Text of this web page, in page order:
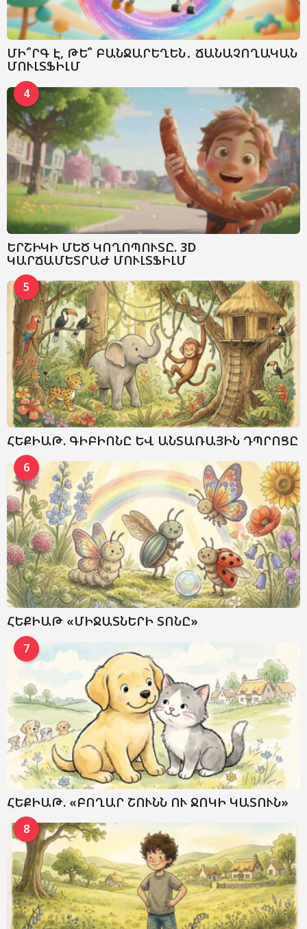
ՄԻ՞ՐԳ Է, ԹԵ՞ ԲԱՆՋԱՐԵՂԵՆ․ ՃԱՆԱՉՈՂԱԿԱՆ
ՄՈՒԼՏՖԻԼՄ
4
ԵՐՇԻԿԻ ՄԵԾ ԿՈՂՈՊՈՒՏԸ. 3D
ԿԱՐՃԱՄԵՏՐԱԺ ՄՈՒԼՏՖԻԼՄ
5
ՀԵՔԻԱԹ. ԳԻԲԻՈՆԸ ԵՎ ԱՆՏԱՌԱՅԻՆ ԴՊՐՈՑԸ
6
ՀԵՔԻԱԹ «ՄԻՋԱՏՆԵՐԻ ՏՈՆԸ»
7
ՀԵՔԻԱԹ. «ԲՈՂԱՐ ՇՈՒՆՆ ՈՒ ՋՈԿԻ ԿԱՏՈՒՆ»
8